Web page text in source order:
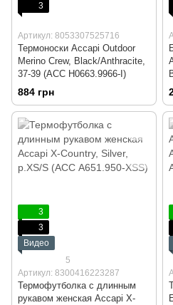
3
Артикул: 8053307525716
Термоноски Accapi Outdoor
Merino Crew, Black/Anthracite,
37-39 (ACC H0663.9966-I)
884 грн
2)
3
3
Видео
5
Артикул: 8300416223287
Термофутболка с длинным
рукавом женская Accapi X-